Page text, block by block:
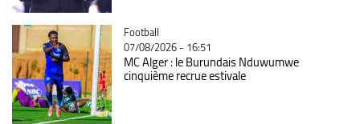
Catégorie
Football
07/08/2026 - 16:51
MC Alger : le Burundais Nduwumwe
cinquième recrue estivale